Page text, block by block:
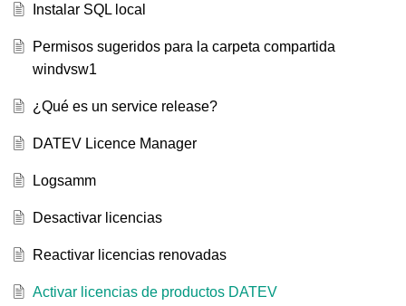
Instalar SQL local
Permisos sugeridos para la carpeta compartida
windvsw1
¿Qué es un service release?
DATEV Licence Manager
Logsamm
Desactivar licencias
Reactivar licencias renovadas
Activar licencias de productos DATEV